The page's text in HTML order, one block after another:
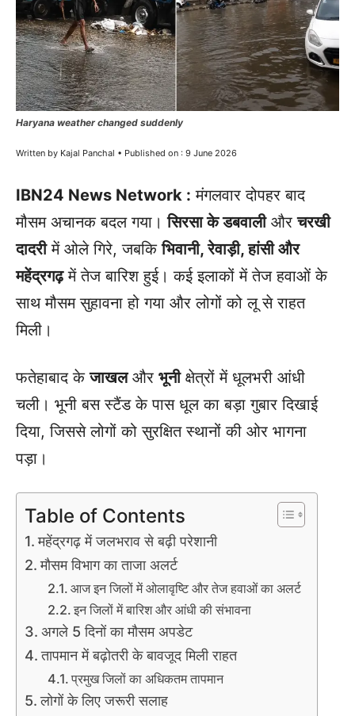
Haryana weather changed suddenly
Written by Kajal Panchal • Published on : 9 June 2026
IBN24 News Network : मंगलवार दोपहर बाद
मौसम अचानक बदल गया।सिरसा के डबवालीऔरचरखी
दादरीमें ओले गिरे, जबकिभिवानी, रेवाड़ी, हांसी और
महेंद्रगढ़में तेज बारिश हुई। कई इलाकों में तेज हवाओं के
साथ मौसम सुहावना हो गया और लोगों को लू से राहत
मिली।
फतेहाबाद केजाखलऔर भूनीक्षेत्रों में धूलभरी आंधी
चली। भूनी बस स्टैंड के पास धूल का बड़ा गुबार दिखाई
दिया, जिससे लोगों को सुरक्षित स्थानों की ओर भागना
पड़ा।
Table of Contents
महेंद्रगढ़ में जलभराव से बढ़ी परेशानी
मौसम विभाग का ताजा अलर्ट
आज इन जिलों में ओलावृष्टि और तेज हवाओं का अलर्ट
इन जिलों में बारिश और आंधी की संभावना
अगले 5 दिनों का मौसम अपडेट
तापमान में बढ़ोतरी के बावजूद मिली राहत
प्रमुख जिलों का अधिकतम तापमान
लोगों के लिए जरूरी सलाह